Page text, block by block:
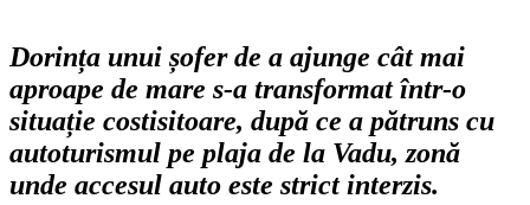
Dorința unui șofer de a ajunge cât mai
aproape de mare s-a transformat într-o
situație costisitoare, după ce a pătruns cu
autoturismul pe plaja de la Vadu, zonă
unde accesul auto este strict interzis.